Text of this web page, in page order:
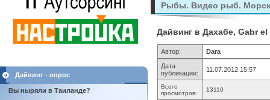
Дайвинг - опрос
Вы ныряли в Таиланде?
Рыбы. Видео рыб.
Дайвинг в Дахабе, Gabr
Автор:
Dara
Дата
публикации:
11.07.2012 15:57
Всего
просмотров:
13110